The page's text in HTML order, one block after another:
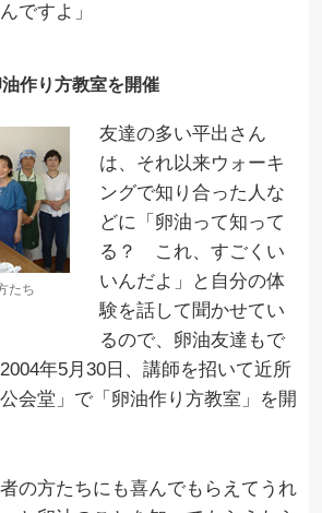
ですよ」
作り方教室を開催
たち
友達の多い平出さん
は、それ以来ウォーキ
ングで知り合った人な
どに「卵油って知って
る？ これ、すごくい
いんだよ」と自分の体
験を話して聞かせてい
るので、卵油友達もで
年5月30日、講師を招いて近所
会堂」で「卵油作り方教室」を開
者の方たちにも喜んでもらえてうれ